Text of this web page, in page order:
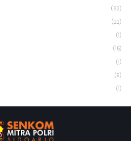
(62)
(22)
(1)
(15)
(1)
(9)
(1)